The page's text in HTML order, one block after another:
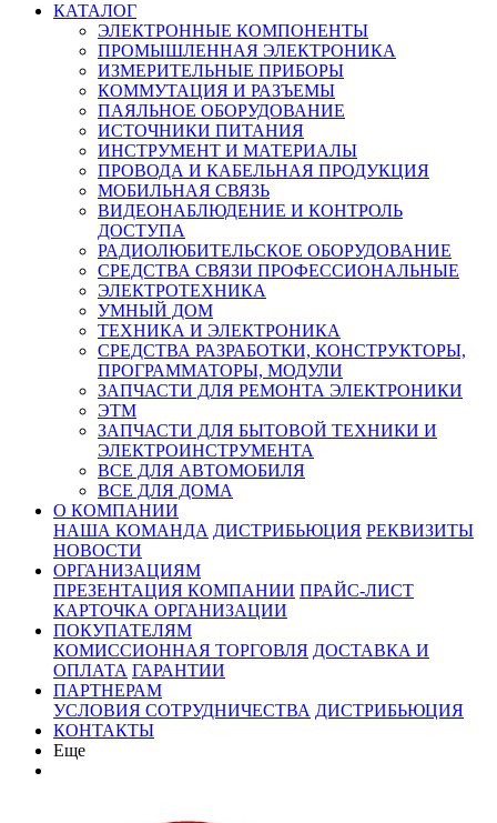
КАТАЛОГ
ЭЛЕКТРОННЫЕ КОМПОНЕНТЫ
ПРОМЫШЛЕННАЯ ЭЛЕКТРОНИКА
ИЗМЕРИТЕЛЬНЫЕ ПРИБОРЫ
КОММУТАЦИЯ И РАЗЪЕМЫ
ПАЯЛЬНОЕ ОБОРУДОВАНИЕ
ИСТОЧНИКИ ПИТАНИЯ
ИНСТРУМЕНТ И МАТЕРИАЛЫ
ПРОВОДА И КАБЕЛЬНАЯ ПРОДУКЦИЯ
МОБИЛЬНАЯ СВЯЗЬ
ВИДЕОНАБЛЮДЕНИЕ И КОНТРОЛЬ
ДОСТУПА
РАДИОЛЮБИТЕЛЬСКОЕ ОБОРУДОВАНИЕ
СРЕДСТВА СВЯЗИ ПРОФЕССИОНАЛЬНЫЕ
ЭЛЕКТРОТЕХНИКА
УМНЫЙ ДОМ
ТЕХНИКА И ЭЛЕКТРОНИКА
СРЕДСТВА РАЗРАБОТКИ, КОНСТРУКТОРЫ,
ПРОГРАММАТОРЫ, МОДУЛИ
ЗАПЧАСТИ ДЛЯ РЕМОНТА ЭЛЕКТРОНИКИ
ЭТМ
ЗАПЧАСТИ ДЛЯ БЫТОВОЙ ТЕХНИКИ И
ЭЛЕКТРОИНСТРУМЕНТА
ВСЕ ДЛЯ АВТОМОБИЛЯ
ВСЕ ДЛЯ ДОМА
О КОМПАНИИ
НАША КОМАНДА ДИСТРИБЬЮЦИЯ РЕКВИЗИТЫ
НОВОСТИ
ОРГАНИЗАЦИЯМ
ПРЕЗЕНТАЦИЯ КОМПАНИИ ПРАЙС-ЛИСТ
КАРТОЧКА ОРГАНИЗАЦИИ
ПОКУПАТЕЛЯМ
КОМИССИОННАЯ ТОРГОВЛЯ ДОСТАВКА И
ОПЛАТА ГАРАНТИИ
ПАРТНЕРАМ
УСЛОВИЯ СОТРУДНИЧЕСТВА ДИСТРИБЬЮЦИЯ
КОНТАКТЫ
Еще